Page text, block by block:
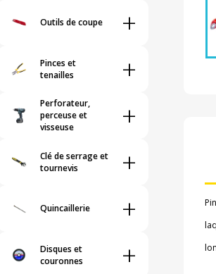
Outils de coupe +
Pinces et
tenailles
+
Perforateur,
perceuse et
visseuse
+
Clé de serrage et
tournevis
+
Quincaillerie +
Disques et
couronnes
+